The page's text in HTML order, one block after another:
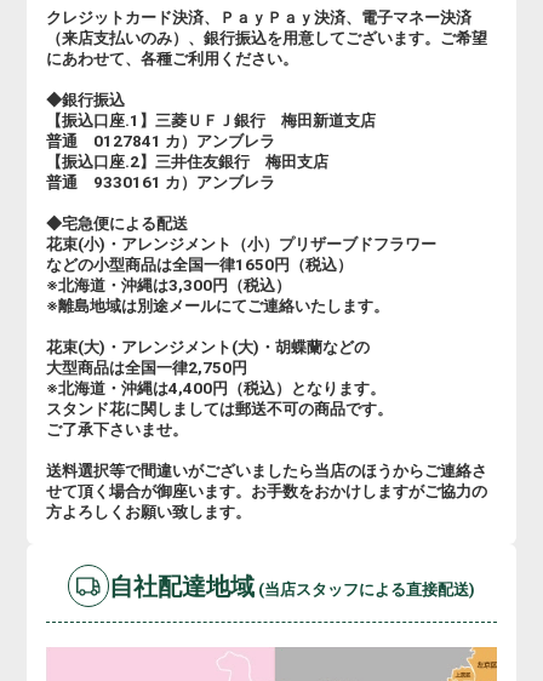
クレジットカード決済、ＰａｙＰａｙ決済、電子マネー決済
（来店支払いのみ）、銀行振込を用意してございます。ご希望
にあわせて、各種ご利用ください。
◆銀行振込
【振込口座.1】三菱ＵＦＪ銀行 梅田新道支店
普通 0127841 カ）アンブレラ
【振込口座.2】三井住友銀行 梅田支店
普通 9330161 カ）アンブレラ
◆宅急便による配送
花束(小)・アレンジメント（小）プリザーブドフラワー
などの小型商品は全国一律1650円（税込）
※北海道・沖縄は3,300円（税込）
※離島地域は別途メールにてご連絡いたします。
花束(大)・アレンジメント(大)・胡蝶蘭などの
大型商品は全国一律2,750円
※北海道・沖縄は4,400円（税込）となります。
スタンド花に関しましては郵送不可の商品です。
ご了承下さいませ。
送料選択等で間違いがございましたら当店のほうからご連絡さ
せて頂く場合が御座います。お手数をおかけしますがご協力の
方よろしくお願い致します。
自社配達地域 (当店スタッフによる直接配送)